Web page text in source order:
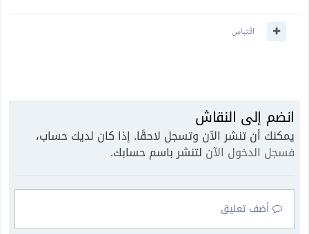
اقتباس
انضم إلى النقاش
يمكنك أن تنشر الآن وتسجل لاحقًا. إذا كان لديك حساب،
فسجل الدخول الآن لتنشر باسم حسابك.
أضف تعليق